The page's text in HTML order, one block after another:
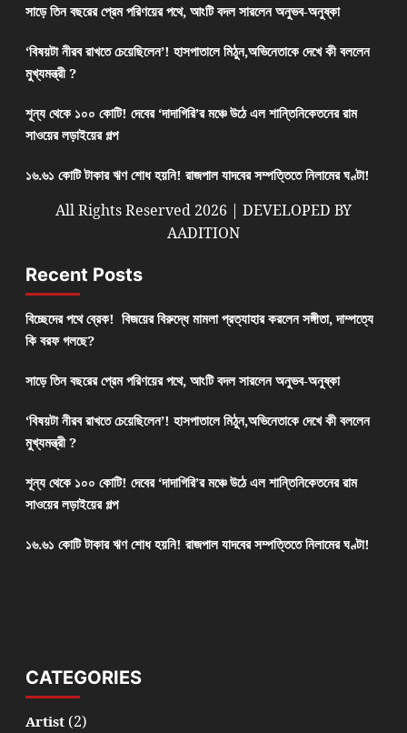
সাড়ে তিন বছরের প্রেম পরিণয়ের পথে, আংটি বদল সারলেন অনুভব-অনুষ্কা
‘বিষয়টা নীরব রাখতে চেয়েছিলেন’! হাসপাতালে মিঠুন,অভিনেতাকে দেখে কী বললেন
মুখ্যমন্ত্রী ?
শূন্য থেকে ১০০ কোটি! দেবের ‘দাদাগিরি’র মঞ্চে উঠে এল শান্তিনিকেতনের রাম
সাওয়ের লড়াইয়ের গল্প
১৬.৬১ কোটি টাকার ঋণ শোধ হয়নি! রাজপাল যাদবের সম্পত্তিতে নিলামের ঘণ্টা!
All Rights Reserved 2026 | DEVELOPED BY
AADITION
Recent Posts
বিচ্ছেদের পথে ব্রেক! বিজয়ের বিরুদ্ধে মামলা প্রত্যাহার করলেন সঙ্গীতা, দাম্পত্যে
কি বরফ গলছে?
সাড়ে তিন বছরের প্রেম পরিণয়ের পথে, আংটি বদল সারলেন অনুভব-অনুষ্কা
‘বিষয়টা নীরব রাখতে চেয়েছিলেন’! হাসপাতালে মিঠুন,অভিনেতাকে দেখে কী বললেন
মুখ্যমন্ত্রী ?
শূন্য থেকে ১০০ কোটি! দেবের ‘দাদাগিরি’র মঞ্চে উঠে এল শান্তিনিকেতনের রাম
সাওয়ের লড়াইয়ের গল্প
১৬.৬১ কোটি টাকার ঋণ শোধ হয়নি! রাজপাল যাদবের সম্পত্তিতে নিলামের ঘণ্টা!
CATEGORIES
Artist(2)